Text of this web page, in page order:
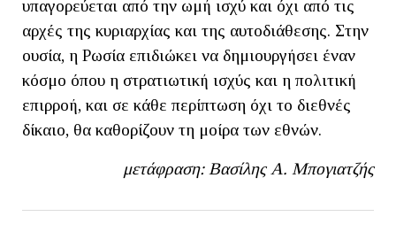
υπαγορεύεται από την ωμή ισχύ και όχι από τις
αρχές της κυριαρχίας και της αυτοδιάθεσης. Στην
ουσία, η Ρωσία επιδιώκει να δημιουργήσει έναν
κόσμο όπου η στρατιωτική ισχύς και η πολιτική
επιρροή, και σε κάθε περίπτωση όχι το διεθνές
δίκαιο, θα καθορίζουν τη μοίρα των εθνών.
μετάφραση: Βασίλης Α. Μπογιατζής